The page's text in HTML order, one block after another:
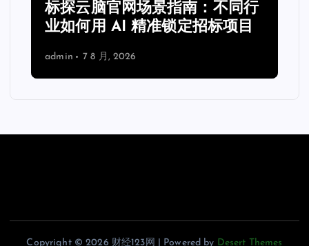
：不同行
招标项目
标探云脑官网实用手册：
标效率的进阶技巧与配置
admin
Copyright © 2026 财经123网 | Powered by Desert Themes